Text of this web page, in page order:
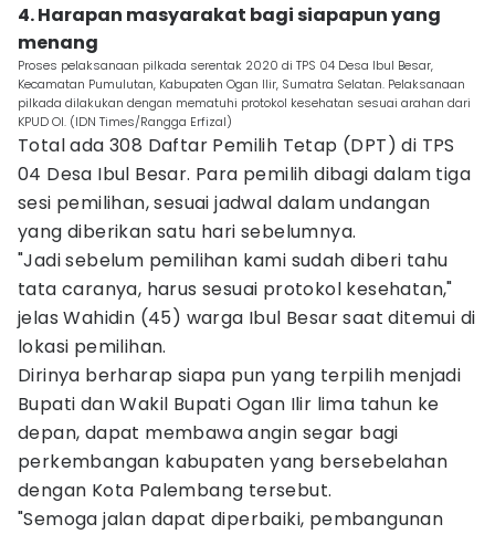
4. Harapan masyarakat bagi siapapun yang
menang
Proses pelaksanaan pilkada serentak 2020 di TPS 04 Desa Ibul Besar,
Kecamatan Pumulutan, Kabupaten Ogan Ilir, Sumatra Selatan. Pelaksanaan
pilkada dilakukan dengan mematuhi protokol kesehatan sesuai arahan dari
KPUD OI. (IDN Times/Rangga Erfizal)
Total ada 308 Daftar Pemilih Tetap (DPT) di TPS
04 Desa Ibul Besar. Para pemilih dibagi dalam tiga
sesi pemilihan, sesuai jadwal dalam undangan
yang diberikan satu hari sebelumnya.
"Jadi sebelum pemilihan kami sudah diberi tahu
tata caranya, harus sesuai protokol kesehatan,"
jelas Wahidin (45) warga Ibul Besar saat ditemui di
lokasi pemilihan.
Dirinya berharap siapa pun yang terpilih menjadi
Bupati dan Wakil Bupati Ogan Ilir lima tahun ke
depan, dapat membawa angin segar bagi
perkembangan kabupaten yang bersebelahan
dengan Kota Palembang tersebut.
"Semoga jalan dapat diperbaiki, pembangunan